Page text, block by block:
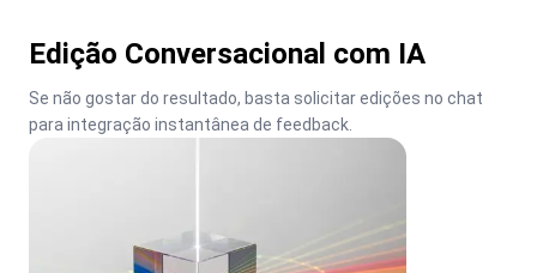
Edição Conversacional com IA
Se não gostar do resultado, basta solicitar edições no chat
para integração instantânea de feedback.